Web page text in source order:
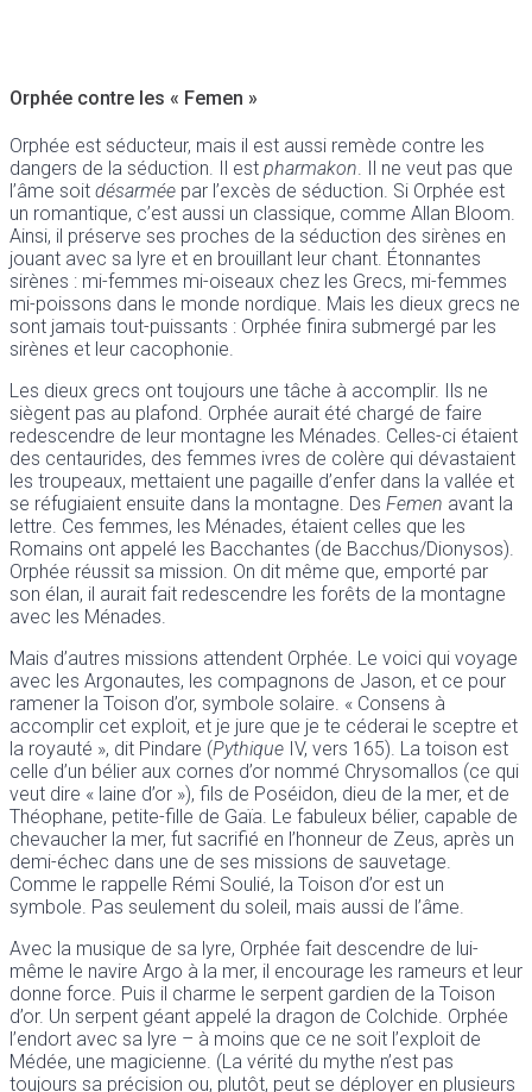
Orphée contre les « Femen »
Orphée est séducteur, mais il est aussi remède contre les
dangers de la séduction. Il est pharmakon. Il ne veut pas que
l’âme soit désarmée par l’excès de séduction. Si Orphée est
un romantique, c’est aussi un classique, comme Allan Bloom.
Ainsi, il préserve ses proches de la séduction des sirènes en
jouant avec sa lyre et en brouillant leur chant. Étonnantes
sirènes : mi-femmes mi-oiseaux chez les Grecs, mi-femmes
mi-poissons dans le monde nordique. Mais les dieux grecs ne
sont jamais tout-puissants : Orphée finira submergé par les
sirènes et leur cacophonie.
Les dieux grecs ont toujours une tâche à accomplir. Ils ne
siègent pas au plafond. Orphée aurait été chargé de faire
redescendre de leur montagne les Ménades. Celles-ci étaient
des centaurides, des femmes ivres de colère qui dévastaient
les troupeaux, mettaient une pagaille d’enfer dans la vallée et
se réfugiaient ensuite dans la montagne. Des Femen avant la
lettre. Ces femmes, les Ménades, étaient celles que les
Romains ont appelé les Bacchantes (de Bacchus/Dionysos).
Orphée réussit sa mission. On dit même que, emporté par
son élan, il aurait fait redescendre les forêts de la montagne
avec les Ménades.
Mais d’autres missions attendent Orphée. Le voici qui voyage
avec les Argonautes, les compagnons de Jason, et ce pour
ramener la Toison d’or, symbole solaire. « Consens à
accomplir cet exploit, et je jure que je te céderai le sceptre et
la royauté », dit Pindare (Pythique IV, vers 165). La toison est
celle d’un bélier aux cornes d’or nommé Chrysomallos (ce qui
veut dire « laine d’or »), fils de Poséidon, dieu de la mer, et de
Théophane, petite-fille de Gaïa. Le fabuleux bélier, capable de
chevaucher la mer, fut sacrifié en l’honneur de Zeus, après un
demi-échec dans une de ses missions de sauvetage.
Comme le rappelle Rémi Soulié, la Toison d’or est un
symbole. Pas seulement du soleil, mais aussi de l’âme.
Avec la musique de sa lyre, Orphée fait descendre de lui-
même le navire Argo à la mer, il encourage les rameurs et leur
donne force. Puis il charme le serpent gardien de la Toison
d’or. Un serpent géant appelé la dragon de Colchide. Orphée
l’endort avec sa lyre – à moins que ce ne soit l’exploit de
Médée, une magicienne. (La vérité du mythe n’est pas
toujours sa précision ou, plutôt, peut se déployer en plusieurs